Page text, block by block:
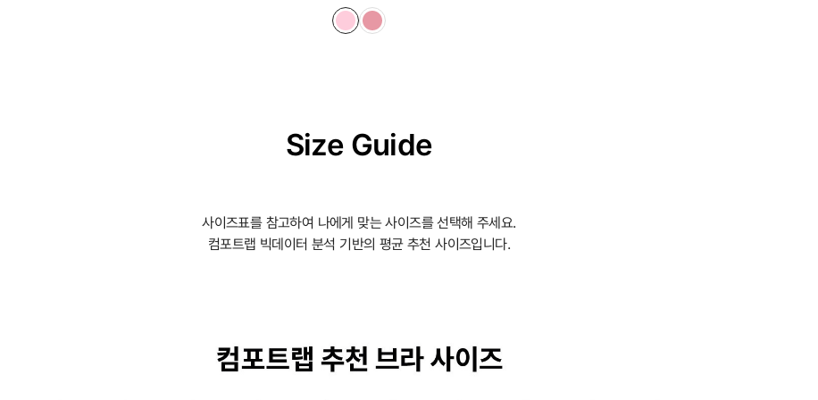
Size Guide
사이즈표를 참고하여 나에게 맞는 사이즈를 선택해 주세요.
컴포트랩 빅데이터 분석 기반의 평균 추천 사이즈입니다.